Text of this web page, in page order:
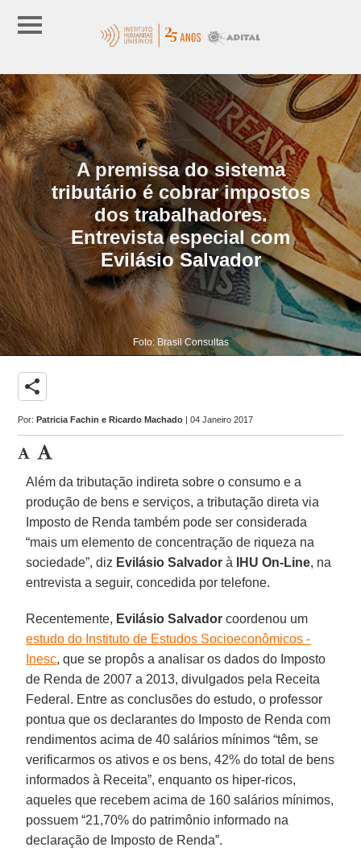
A premissa do sistema
tributário é cobrar impostos
dos trabalhadores.
Entrevista especial com
Evilásio Salvador
Foto: Brasil Consultas
share
Por:Patricia Fachin e Ricardo Machado | 04 Janeiro 2017
Além da tributação indireta sobre o consumo e a
produção de bens e serviços, a tributação direta via
Imposto de Renda também pode ser considerada
“mais um elemento de concentração de riqueza na
sociedade”, diz Evilásio Salvador à IHU On-Line, na
entrevista a seguir, concedida por telefone.
Recentemente, Evilásio Salvador coordenou um
estudo do Instituto de Estudos Socioeconômicos -
Inesc, que se propôs a analisar os dados do Imposto
de Renda de 2007 a 2013, divulgados pela Receita
Federal. Entre as conclusões do estudo, o professor
pontua que os declarantes do Imposto de Renda com
rendimentos acima de 40 salários mínimos “têm, se
verificarmos os ativos e os bens, 42% do total de bens
informados à Receita”, enquanto os hiper-ricos,
aqueles que recebem acima de 160 salários mínimos,
possuem “21,70% do patrimônio informado na
declaração de Imposto de Renda”.